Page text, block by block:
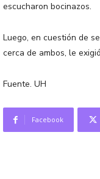
escucharon bocinazos.
Luego, en cuestión de
cerca de ambos, le
Fuente. UH
Facebook